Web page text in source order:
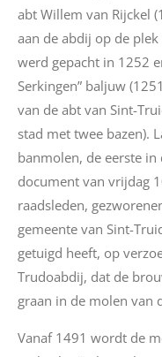
abt Willem van Rijckel
aan de abdij op de
werd gepacht in 1252
Serkingen” baljuw
van de abt van Sint-
stad met twee bazen).
banmolen, de eerste in
document van vrijdag
raadsleden,
gemeente van Sint-
getuigd heeft, op
Trudoabdij, dat de
graan in de molen van
Vanaf 1491 wordt de